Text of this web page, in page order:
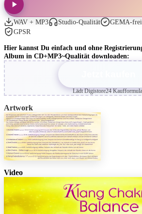
WAV + MP3 Studio-Qualität GEMA-frei
GPSR
Hier kannst Du einfach und ohne
Album in CD+MP3~Qualität downloaden:
Lädt Digistore24
Artwork
Video